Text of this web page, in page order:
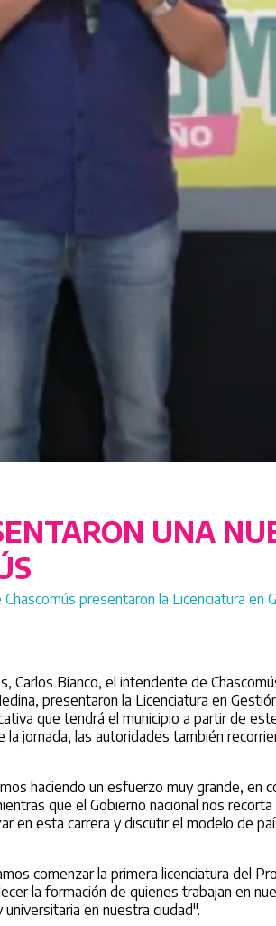
UNA
presentaron la Licenciatura en
Carlos Bianco, el intendente de
presentaron la Licenciatura en
que tendrá el municipio a partir de
jornada, las autoridades también
haciendo un esfuerzo muy grande, en
que el Gobierno nacional nos
en esta carrera y discutir el modelo de
comenzar la primera licenciatura del
la formación de quienes trabajan en
en nuestra ciudad".